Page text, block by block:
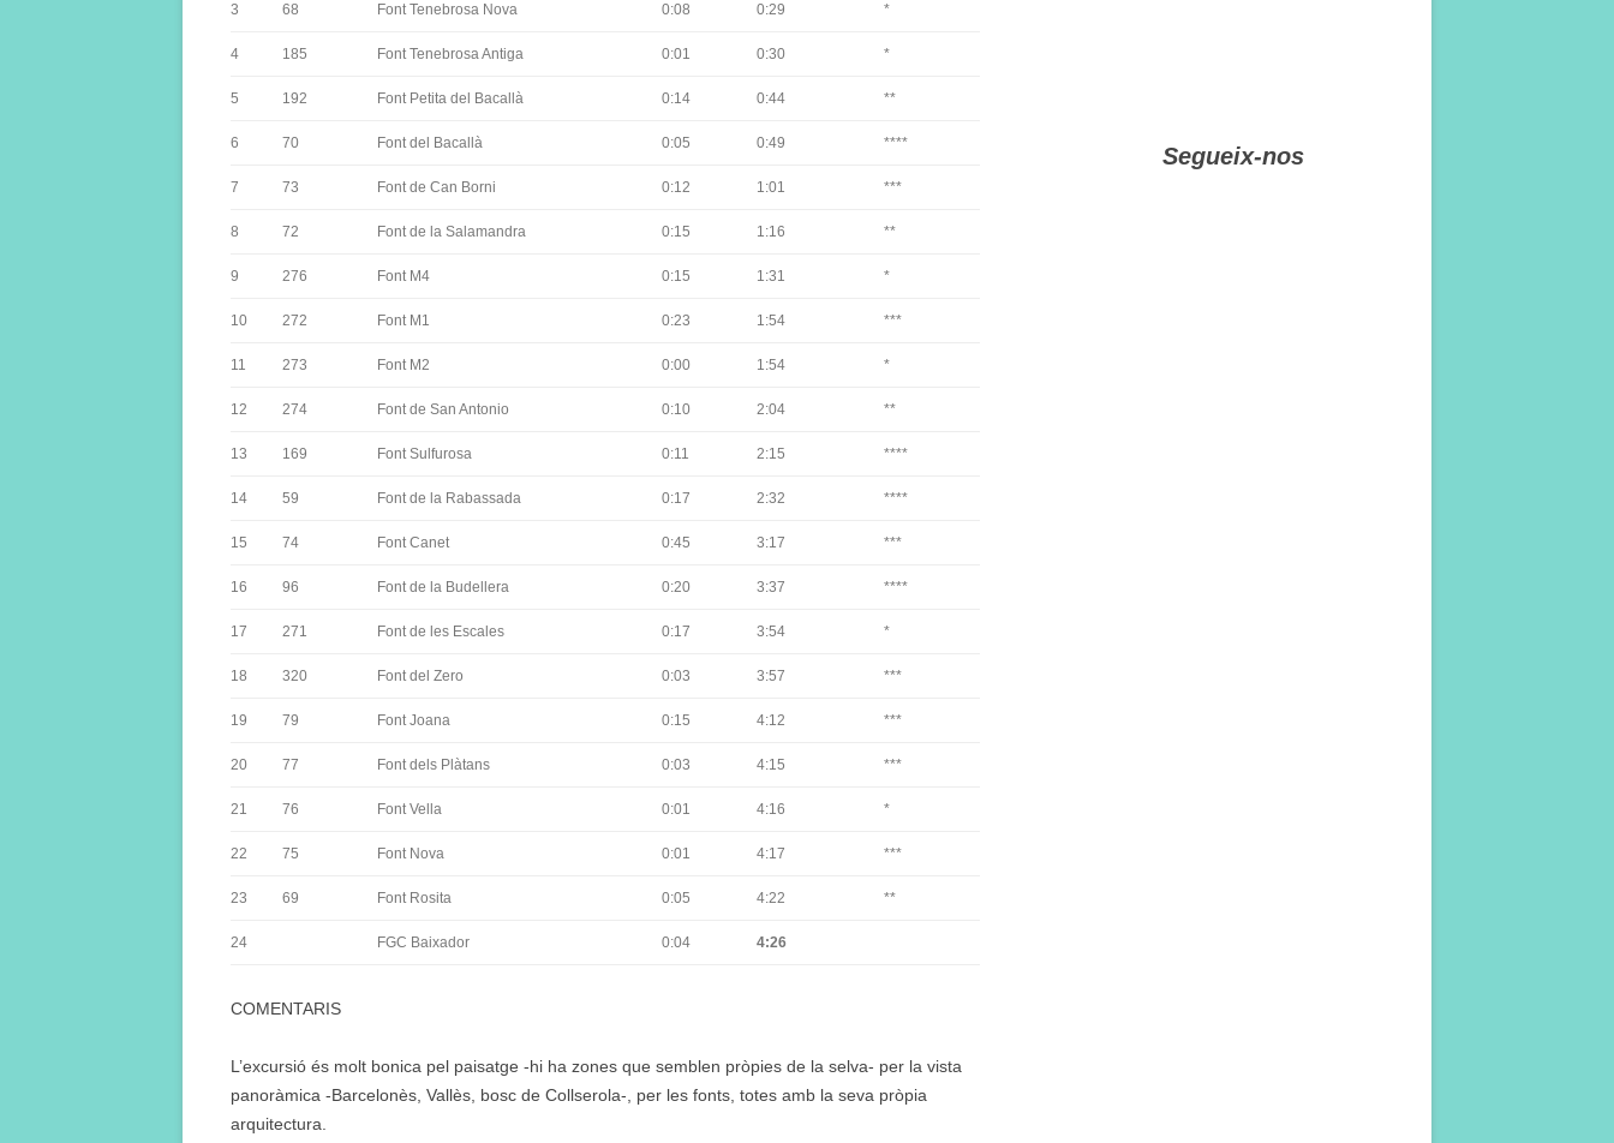
3 68 Font Tenebrosa Nova 0:08 0:29 *
4 185 Font Tenebrosa Antiga 0:01 0:30 *
5 192 Font Petita del Bacallà 0:14 0:44 **
6 70 Font del Bacallà 0:05 0:49 ****
7 73 Font de Can Borni 0:12 1:01 ***
8 72 Font de la Salamandra 0:15 1:16 **
9 276 Font M4 0:15 1:31 *
10 272 Font M1 0:23 1:54 ***
11 273 Font M2 0:00 1:54 *
12 274 Font de San Antonio 0:10 2:04 **
13 169 Font Sulfurosa 0:11 2:15 ****
14 59 Font de la Rabassada 0:17 2:32 ****
15 74 Font Canet 0:45 3:17 ***
16 96 Font de la Budellera 0:20 3:37 ****
17 271 Font de les Escales 0:17 3:54 *
18 320 Font del Zero 0:03 3:57 ***
19 79 Font Joana 0:15 4:12 ***
20 77 Font dels Plàtans 0:03 4:15 ***
21 76 Font Vella 0:01 4:16 *
22 75 Font Nova 0:01 4:17 ***
23 69 Font Rosita 0:05 4:22 **
24 FGC Baixador 0:04 4:26
COMENTARIS
L’excursió és molt bonica pel paisatge -hi ha zones que semblen pròpies de la selva- per la vista
panoràmica -Barcelonès, Vallès, bosc de Collserola-, per les fonts, totes amb la seva pròpia
arquitectura.
Segueix-nos